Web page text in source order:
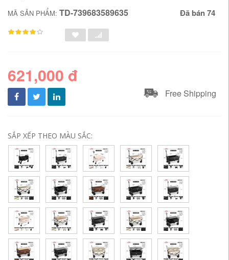
MÃ SẢN PHẨM: TD-739683589635 Đã bán 74
621,000 đ
Free Shipping
SẮP XẾP THEO MÀU SẮC: